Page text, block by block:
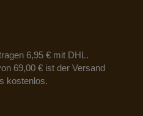
6,95 € mit DHL.
69,00 € ist der Versand
kostenlos.